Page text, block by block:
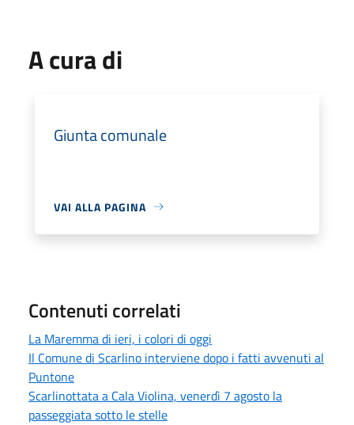
A cura di
Giunta comunale
VAI ALLA PAGINA
Contenuti correlati
La Maremma di ieri, i colori di oggi
Il Comune di Scarlino interviene dopo i fatti avvenuti al
Puntone
Scarlinottata a Cala Violina, venerdì 7 agosto la
passeggiata sotto le stelle